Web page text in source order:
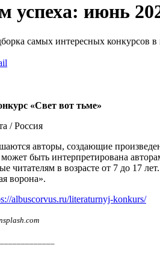
успеха: июнь
самых интересных конкурсов в
«Свет вот тьме»
/ Россия
авторы, создающие
может быть интерпретирована
читателям в возрасте от 7 до 17
ворона».
albuscorvus.ru/literaturnyj-konkurs/